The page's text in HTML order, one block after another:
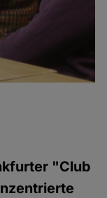
"Club